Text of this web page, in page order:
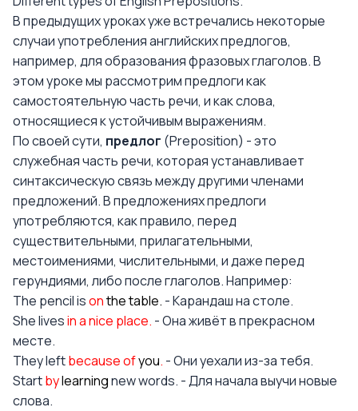
В предыдущих уроках уже встречались некоторые
случаи употребления английских предлогов,
например, для образования фразовых глаголов. В
этом уроке мы рассмотрим предлоги как
самостоятельную часть речи, и как слова,
относящиеся к устойчивым выражениям.
По своей сути, предлог (Preposition) - это
служебная часть речи, которая устанавливает
синтаксическую связь между другими членами
предложений. В предложениях предлоги
употребляются, как правило, перед
существительными, прилагательными,
местоимениями, числительными, и даже перед
герундиями, либо после глаголов. Например:
The pencil isonthe table. - Карандаш на столе.
She livesin a nice place. - Она живёт в прекрасном
месте.
They leftbecause ofyou. - Они уехали из-за тебя.
Startbylearningnew words. - Для начала выучи новые
слова.